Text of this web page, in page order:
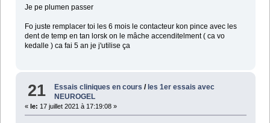
Je pe plumen passer
Fo juste remplacer toi les 6 mois le contacteur kon pince avec les
dent de temp en tan lorsk on le mâche accenditelment ( ca vo
kedalle ) ca fai 5 an je j'utilise ça
21 Essais cliniques en cours / les 1er essais avec
NEUROGEL
« le: 17 juillet 2021 à 17:19:08 »